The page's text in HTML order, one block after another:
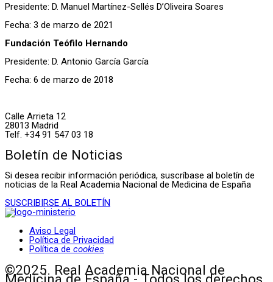
Presidente: D. Manuel Martínez-Sellés D’Oliveira Soares
Fecha: 3 de marzo de 2021
Fundación Teófilo Hernando
Presidente: D. Antonio García García
Fecha: 6 de marzo de 2018
Calle Arrieta 12
28013 Madrid
Telf. +34 91 547 03 18
Boletín de Noticias
Si desea recibir información periódica, suscríbase al boletín de
noticias de la Real Academia Nacional de Medicina de España
SUSCRIBIRSE AL BOLETÍN
Aviso Legal
Política de Privacidad
Política de cookies
©2025. Real Academia Nacional de
Medicina de España - Todos los derechos